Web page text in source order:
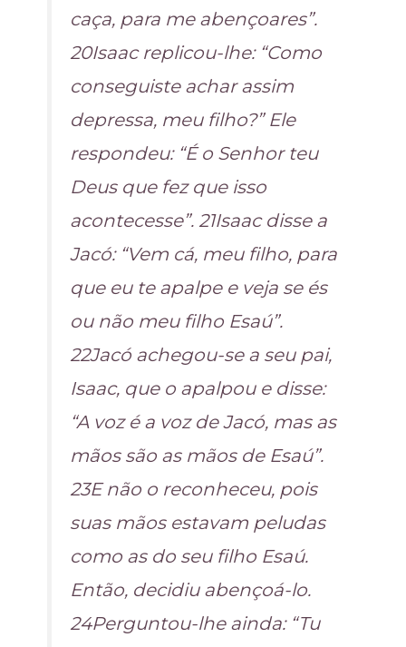
caça, para me abençoares”.
20Isaac replicou-lhe: “Como
conseguiste achar assim
depressa, meu filho?” Ele
respondeu: “É o Senhor teu
Deus que fez que isso
acontecesse”. 21Isaac disse a
Jacó: “Vem cá, meu filho, para
que eu te apalpe e veja se és
ou não meu filho Esaú”.
22Jacó achegou-se a seu pai,
Isaac, que o apalpou e disse:
“A voz é a voz de Jacó, mas as
mãos são as mãos de Esaú”.
23E não o reconheceu, pois
suas mãos estavam peludas
como as do seu filho Esaú.
Então, decidiu abençoá-lo.
24Perguntou-lhe ainda: “Tu